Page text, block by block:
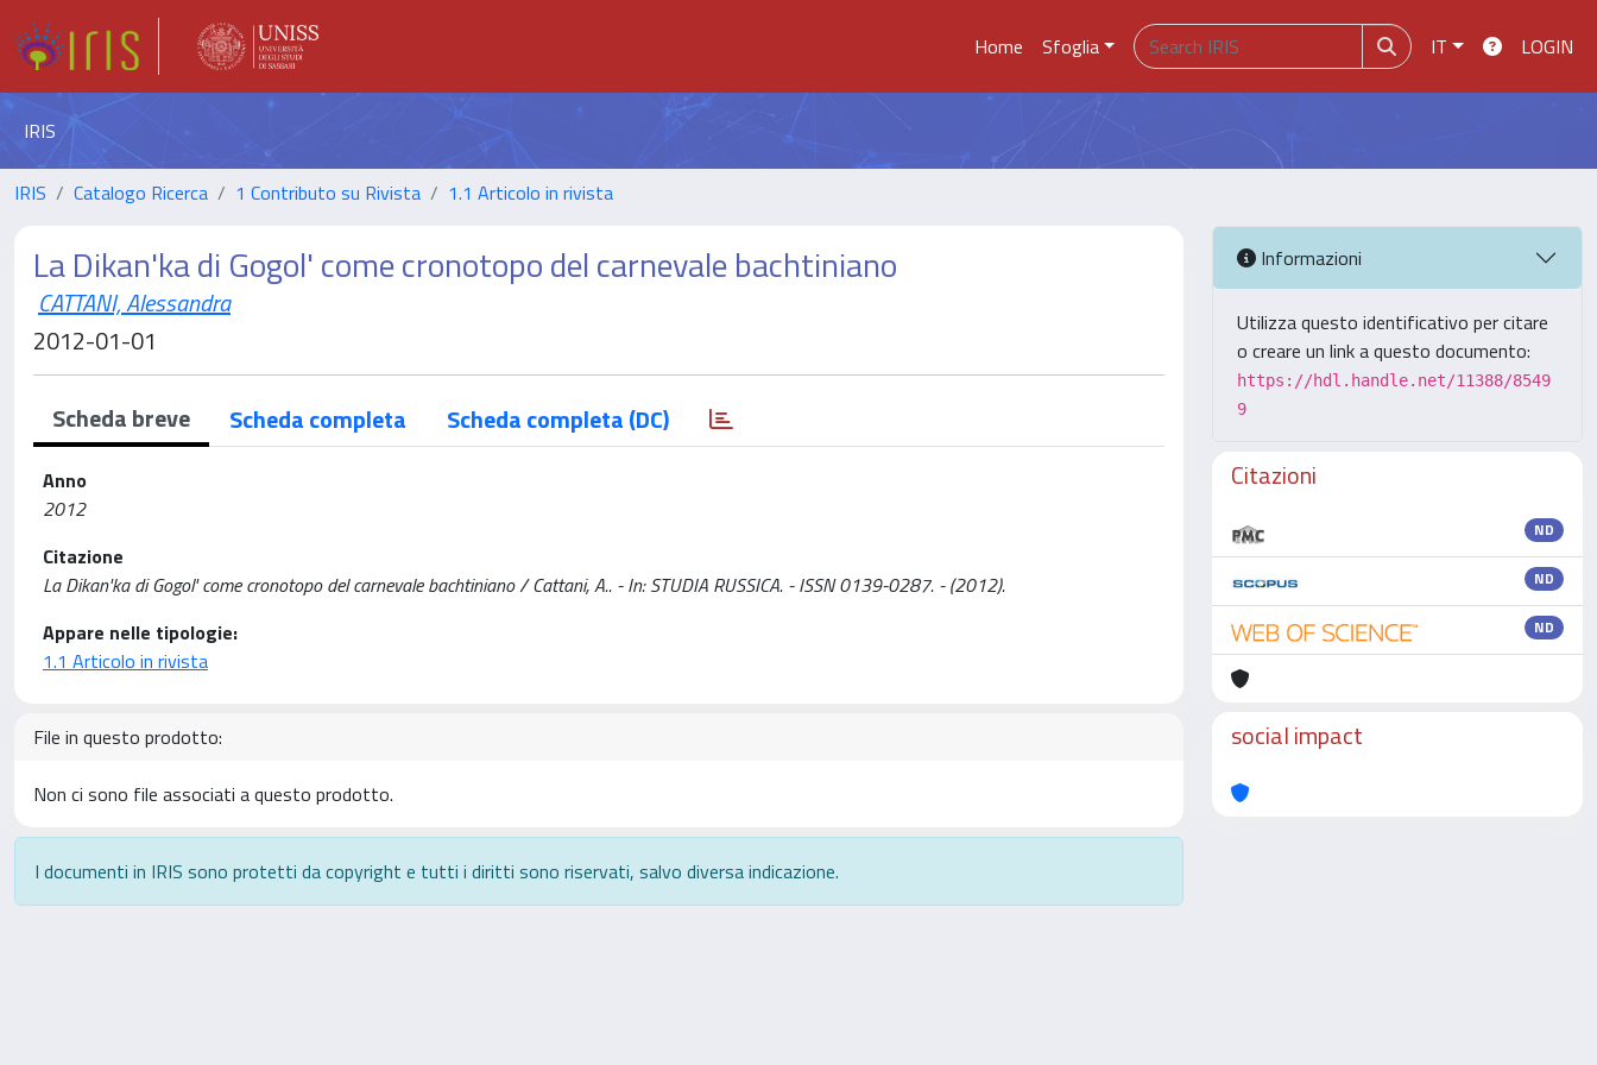
Home Sfoglia IT LOGIN
IRIS
IRIS Catalogo Ricerca 1 Contributo su Rivista 1.1 Articolo in rivista
La Dikan'ka di Gogol' come cronotopo del carnevale bachtiniano
CATTANI, Alessandra
2012-01-01
Scheda breve Scheda completa Scheda completa (DC)
Anno
2012
Citazione
La Dikan'ka di Gogol' come cronotopo del carnevale bachtiniano / Cattani, A.. - In: STUDIA RUSSICA. - ISSN 0139-0287. - (2012).
Appare nelle tipologie:
1.1 Articolo in rivista
File in questo prodotto:
Non ci sono file associati a questo prodotto.
I documenti in IRIS sono protetti da copyright e tutti i diritti sono riservati, salvo diversa indicazione.
Informazioni
Utilizza questo identificativo per citare
o creare un link a questo documento:
https://hdl.handle.net/11388/8549
9
Citazioni
ND
ND
ND
social impact